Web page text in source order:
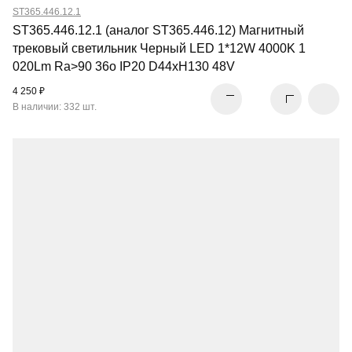
ST365.446.12.1
ST365.446.12.1 (аналог ST365.446.12) Магнитный
трековый светильник Черный LED 1*12W 4000K 1
020Lm Ra>90 36о IP20 D44xH130 48V
4 250 ₽
В наличии: 332 шт.